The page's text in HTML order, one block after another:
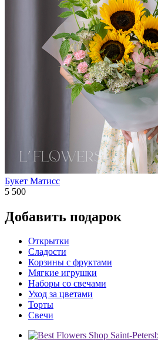
Букет Матисс
5 500
Добавить подарок
Открытки
Сладости
Корзины с фруктами
Мягкие игрушки
Наборы со свечами
Уход за цветами
Торты
Свечи